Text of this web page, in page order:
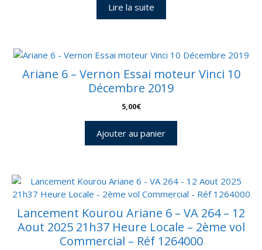
Lire la suite
Ariane 6 – Vernon Essai moteur Vinci 10
Décembre 2019
5,00€
Ajouter au panier
Lancement Kourou Ariane 6 – VA 264 – 12
Aout 2025 21h37 Heure Locale – 2ème vol
Commercial – Réf 1264000